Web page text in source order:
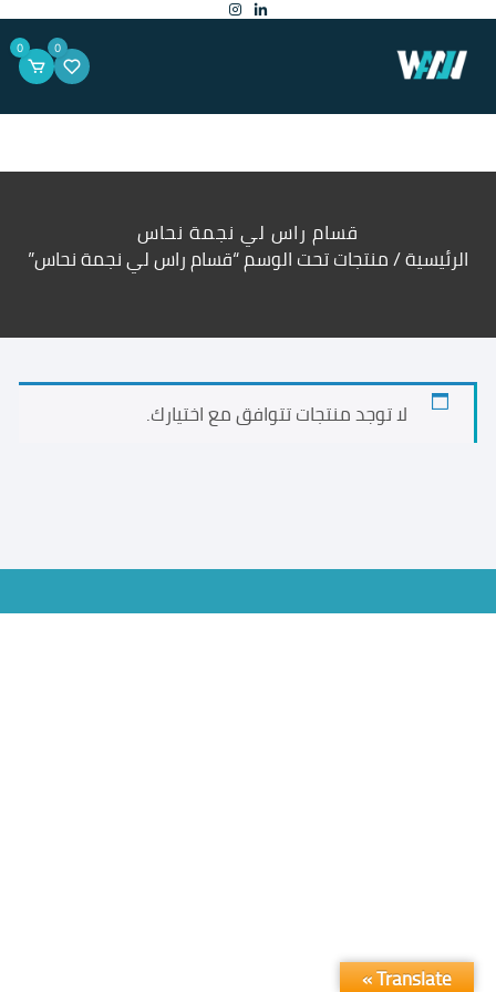
إلى
المحتوى 0
0
قسام راس لي نجمة نحاس
الرئيسية/ منتجات تحت الوسم “قسام راس لي نجمة نحاس”
لا توجد منتجات تتوافق مع اختيارك.
Translate »